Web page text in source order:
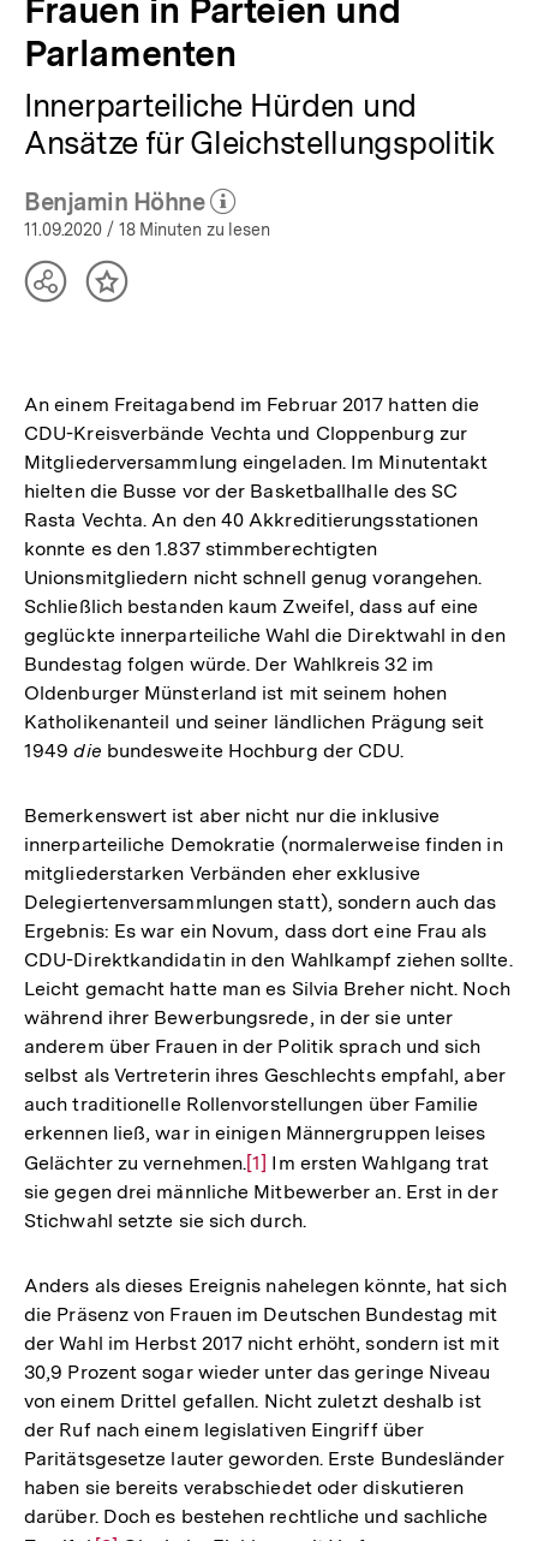
Frauen in Parteien und
Parlamenten
Innerparteiliche Hürden und
Ansätze für Gleichstellungspolitik
Benjamin Höhne
(Mehr zum Autor)
öffnen
11.09.2020 / 18 Minuten zu lesen
TeilenInhalt
An einem Freitagabend im Februar 2017 hatten die
CDU-Kreisverbände Vechta und Cloppenburg zur
Mitgliederversammlung eingeladen. Im Minutentakt
hielten die Busse vor der Basketballhalle des SC
Rasta Vechta. An den 40 Akkreditierungsstationen
konnte es den 1.837 stimmberechtigten
Unionsmitgliedern nicht schnell genug vorangehen.
Schließlich bestanden kaum Zweifel, dass auf eine
geglückte innerparteiliche Wahl die Direktwahl in den
Bundestag folgen würde. Der Wahlkreis 32 im
Oldenburger Münsterland ist mit seinem hohen
Katholikenanteil und seiner ländlichen Prägung seit
1949die bundesweite Hochburg der CDU.
Bemerkenswert ist aber nicht nur die inklusive
innerparteiliche Demokratie (normalerweise finden in
mitgliederstarken Verbänden eher exklusive
Delegiertenversammlungen statt), sondern auch das
Ergebnis: Es war ein Novum, dass dort eine Frau als
CDU-Direktkandidatin in den Wahlkampf ziehen sollte.
Leicht gemacht hatte man es Silvia Breher nicht. Noch
während ihrer Bewerbungsrede, in der sie unter
anderem über Frauen in der Politik sprach und sich
selbst als Vertreterin ihres Geschlechts empfahl, aber
auch traditionelle Rollenvorstellungen über Familie
erkennen ließ, war in einigen Männergruppen leises
Gelächter zu vernehmen.Zur
Auflösung
der
[1] Im ersten Wahlgang trat
sie gegen drei männliche Mitbewerber an. Erst in der
Stichwahl setzte sie sich durch.
Anders als dieses Ereignis nahelegen könnte, hat sich
die Präsenz von Frauen im Deutschen Bundestag mit
der Wahl im Herbst 2017 nicht erhöht, sondern ist mit
30,9 Prozent sogar wieder unter das geringe Niveau
von einem Drittel gefallen. Nicht zuletzt deshalb ist
der Ruf nach einem legislativen Eingriff über
Paritätsgesetze lauter geworden. Erste Bundesländer
haben sie bereits verabschiedet oder diskutieren
darüber. Doch es bestehen rechtliche und sachliche